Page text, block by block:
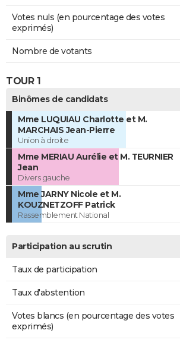
Votes nuls (en pourcentage des votes
exprimés)
Nombre de votants
TOUR 1
Binômes de candidats
Mme LUQUIAU Charlotte et M.
MARCHAIS Jean-Pierre
Union à droite
Mme MERIAU Aurélie et M. TEURNIER
Jean
Divers gauche
Mme JARNY Nicole et M.
KOUZNETZOFF Patrick
Rassemblement National
Participation au scrutin
Taux de participation
Taux d'abstention
Votes blancs (en pourcentage des votes
exprimés)